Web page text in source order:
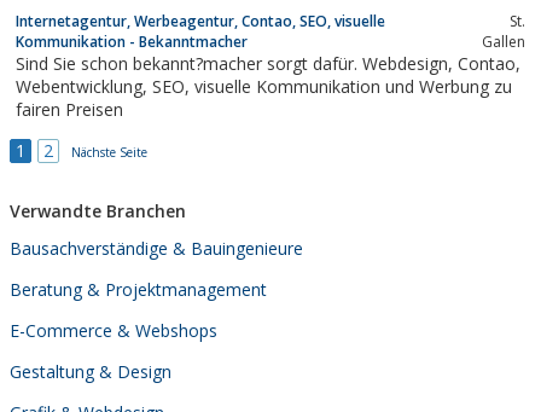
Internetagentur, Werbeagentur, Contao, SEO, visuelle
Kommunikation - Bekanntmacher
St.
Gallen
Sind Sie schon bekannt?macher sorgt dafür. Webdesign, Contao,
Webentwicklung, SEO, visuelle Kommunikation und Werbung zu
fairen Preisen
1
2 Nächste Seite
Verwandte Branchen
Bausachverständige & Bauingenieure
Beratung & Projektmanagement
E-Commerce & Webshops
Gestaltung & Design